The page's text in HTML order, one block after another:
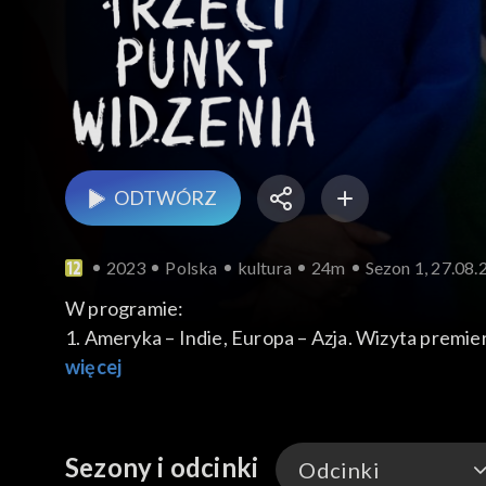
ODTWÓRZ
2023 Polska kultura 24m Sezon 1,
W programie:
1. Ameryka – Indie, Europa – Azja. Wizyta
towarzyszyła mu cała armia indyjskich
przypuszczać, że już za kilka dekad Indie staną
więcej
Sezony i odcinki Odcinki